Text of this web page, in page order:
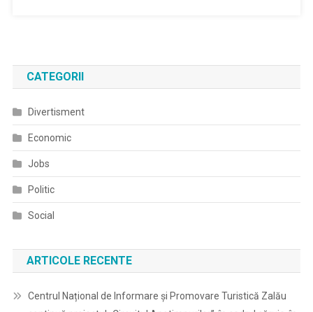
CATEGORII
Divertisment
Economic
Jobs
Politic
Social
ARTICOLE RECENTE
Centrul Național de Informare și Promovare Turistică Zalău